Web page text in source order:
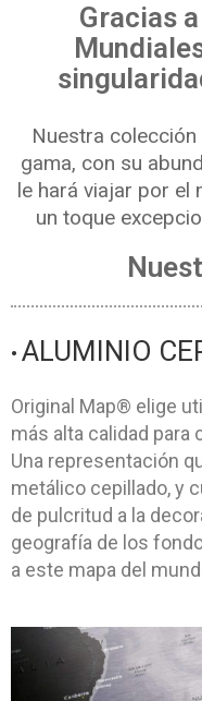
Gracias
Nuestra
gama, con su
le hará viajar por el
un toque
• ALUMINIO
Original Map® elige
más alta calidad para
Una representación
metálico cepillado, y
de pulcritud a la
geografía de los
a este mapa del